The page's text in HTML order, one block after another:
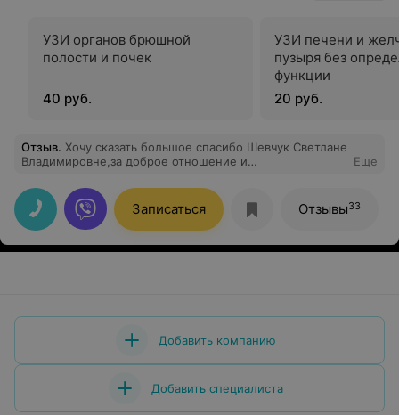
УЗИ органов брюшной
полости и почек
40 руб.
УЗИ печени и
пузыря без
функции
20 руб.
Отзыв. Хочу сказать большое спасибо Шевчук Светлане
Владимировне,за доброе отношение и
Еще
Записаться Отзывы33
Добавить компанию
Добавить специалиста